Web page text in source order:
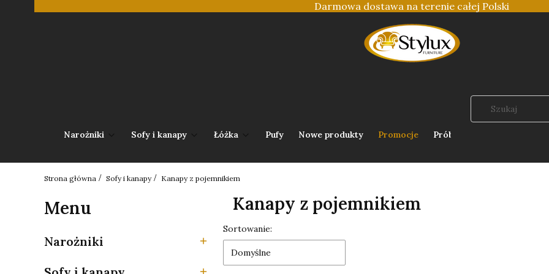
Darmowa dostawa na terenie całej Polski
Narożniki Sofy i kanapy Łóżka Pufy Nowe produkty Promocje Próbnik tkanin
Strona główna Sofy i kanapy Kanapy z pojemnikiem
Menu
Kategoria - Narożniki
Narożniki
Kanapy z pojemnikiem
Lista produktów
Sortowanie:
Domyślne